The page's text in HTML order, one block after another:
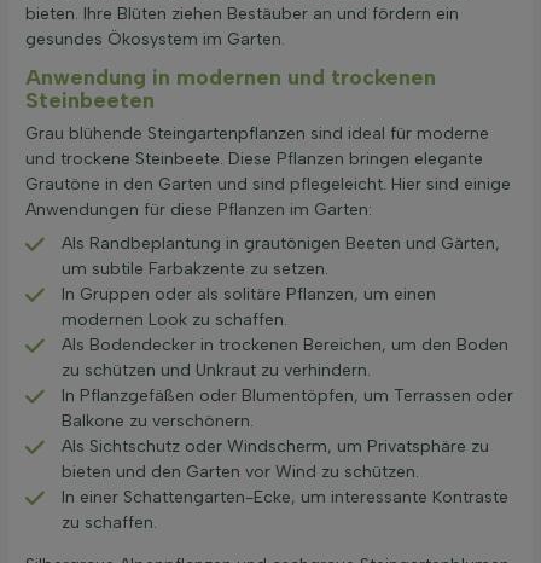
bieten. Ihre Blüten ziehen Bestäuber an und fördern ein
gesundes Ökosystem im Garten.
Anwendung in modernen und trockenen
Steinbeeten
Grau blühende Steingartenpflanzen sind ideal für moderne
und trockene Steinbeete. Diese Pflanzen bringen elegante
Grautöne in den Garten und sind pflegeleicht. Hier sind einige
Anwendungen für diese Pflanzen im Garten:
Als Randbeplantung in grautönigen Beeten und Gärten,
um subtile Farbakzente zu setzen.
In Gruppen oder als solitäre Pflanzen, um einen
modernen Look zu schaffen.
Als Bodendecker in trockenen Bereichen, um den Boden
zu schützen und Unkraut zu verhindern.
In Pflanzgefäßen oder Blumentöpfen, um Terrassen oder
Balkone zu verschönern.
Als Sichtschutz oder Windscherm, um Privatsphäre zu
bieten und den Garten vor Wind zu schützen.
In einer Schattengarten-Ecke, um interessante Kontraste
zu schaffen.